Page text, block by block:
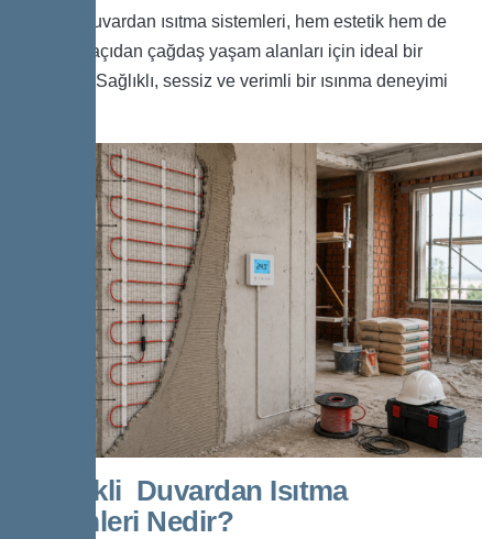
Elektrikli duvardan ısıtma sistemleri, hem estetik hem de
teknolojik açıdan çağdaş yaşam alanları için ideal bir
çözümdür. Sağlıklı, sessiz ve verimli bir ısınma deneyimi
Elektrikli Duvardan Isıtma
Sistemleri Nedir?